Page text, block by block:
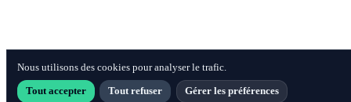
Nous utilisons des cookies pour analyser le trafic.
Tout accepter Tout refuser Gérer les préférences